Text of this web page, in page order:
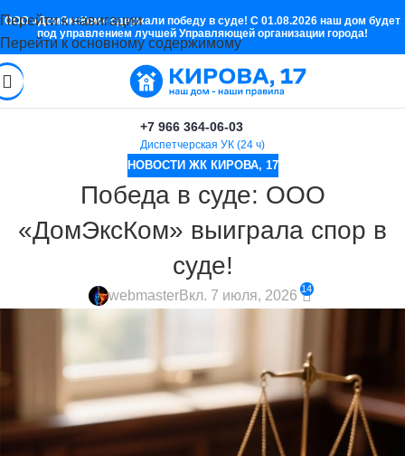
Перейти к навигации
Перейти к основному содержимому
ООО «ДомЭксКом» одержали победу в суде! С 01.08.2026 наш дом будет
под управлением лучшей Управляющей организации города!
+7 966 364-06-03
Диспетчерская УК (24 ч)
НОВОСТИ ЖК КИРОВА, 17
Победа в суде: ООО
«ДомЭксКом» выиграла спор в
суде!
webmasterВкл. 7 июля, 2026 14